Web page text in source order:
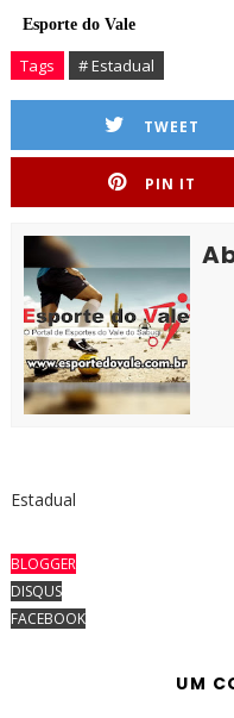
Esporte do Vale
Tags # Estadual
TWEET
PIN IT
Estadual
BLOGGER
DISQUS
FACEBOOK
UM